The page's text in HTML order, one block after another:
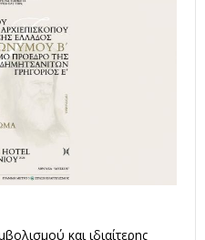
και ιδιαίτερης